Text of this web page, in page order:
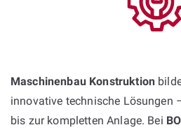
Maschinenbau Konstruktion
innovative technische Lösungen
bis zur kompletten Anlage. Bei